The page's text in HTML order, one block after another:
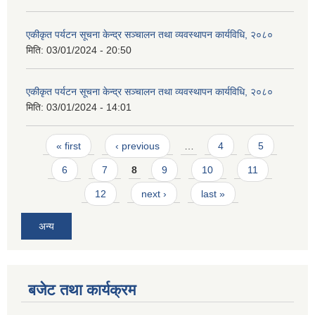
एकीकृत पर्यटन सूचना केन्द्र सञ्चालन तथा व्यवस्थापन कार्यविधि, २०८०
मिति: 03/01/2024 - 20:50
एकीकृत पर्यटन सूचना केन्द्र सञ्चालन तथा व्यवस्थापन कार्यविधि, २०८०
मिति: 03/01/2024 - 14:01
Pages
« first ‹ previous 4 5
6 7 8 9 10 11
12 next › last »
अन्य
बजेट तथा कार्यक्रम